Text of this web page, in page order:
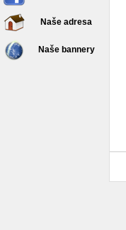
Naše adresa
Naše bannery